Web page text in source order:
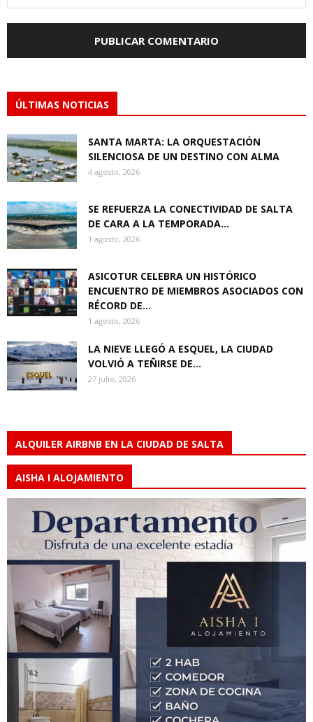
ÚLTIMAS NOTICIAS
SANTA MARTA: LA ORQUESTACIÓN
SILENCIOSA DE UN DESTINO CON ALMA
4 agosto, 2026
SE REFUERZA LA CONECTIVIDAD DE SALTA
DE CARA A LA TEMPORADA...
1 agosto, 2026
ASICOTUR CELEBRA UN HISTÓRICO
ENCUENTRO DE MIEMBROS ASOCIADOS CON
RÉCORD DE...
1 agosto, 2026
LA NIEVE LLEGÓ A ESQUEL, LA CIUDAD
VOLVIÓ A TEÑIRSE DE...
27 julio, 2026
ALQUILER AIRBNB EN LA CIUDAD DE SALTA
AISHA I ALOJAMIENTO